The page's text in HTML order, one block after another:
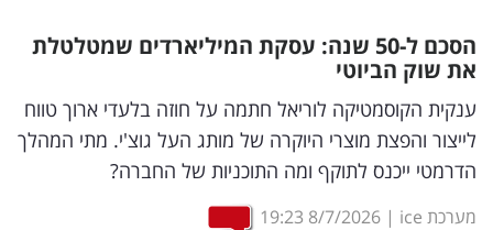
דיגיטל
וטק
שיווק
ופרסום
הסכם ל-50 שנה: עסקת המיליארדים שמטלטלת
את שוק הביוטי
ענקית הקוסמטיקה לוריאל חתמה על חוזה בלעדי ארוך טווח
לייצור והפצת מוצרי היוקרה של מותג העל גוצ'י. מתי המהלך
הדרמטי ייכנס לתוקף ומה התוכניות של החברה?
מערכת ice |
8/7/2026
19:23